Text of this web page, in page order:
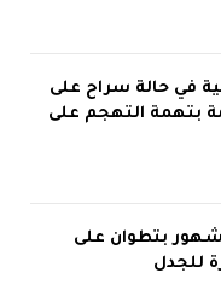
في حالة سراح على
بتهمة التهجم على
بتطوان على
للجدل